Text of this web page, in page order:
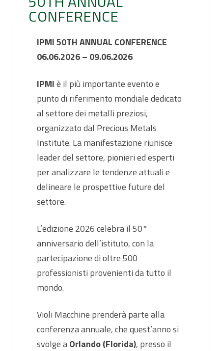
CONFERENCE
IPMI 50TH ANNUAL CONFERENCE
06.06.2026 – 09.06.2026
IPMIè il più importante evento e
punto di riferimento mondiale dedicato
al settore dei metalli preziosi,
organizzato dal Precious Metals
Institute. La manifestazione riunisce
leader del settore, pionieri ed esperti
per analizzare le tendenze attuali e
delineare le prospettive future del
settore.
L’edizione 2026 celebra il 50°
anniversario dell’istituto, con la
partecipazione di oltre 500
professionisti provenienti da tutto il
mondo.
Violi Macchine prenderà parte alla
conferenza annuale, che quest’anno si
svolge aOrlando (Florida), presso il